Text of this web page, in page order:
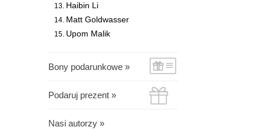
Haibin Li
Matt Goldwasser
Upom Malik
Bony podarunkowe »
Podaruj prezent »
Nasi autorzy »